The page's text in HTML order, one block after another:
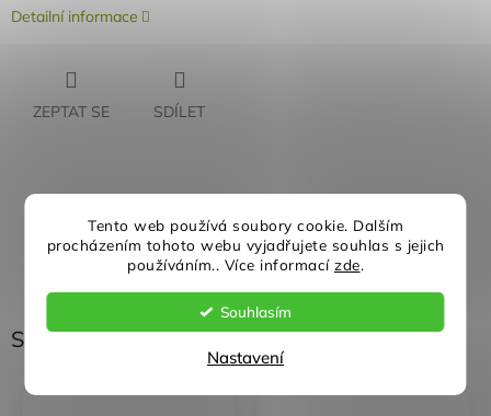
Tento web používá soubory cookie. Dalším
procházením tohoto webu vyjadřujete souhlas s jejich
používáním.. Více informací zde.
Souhlasím
Nastavení
Detailní informace
ZEPTAT SE SDÍLET
Související produkty